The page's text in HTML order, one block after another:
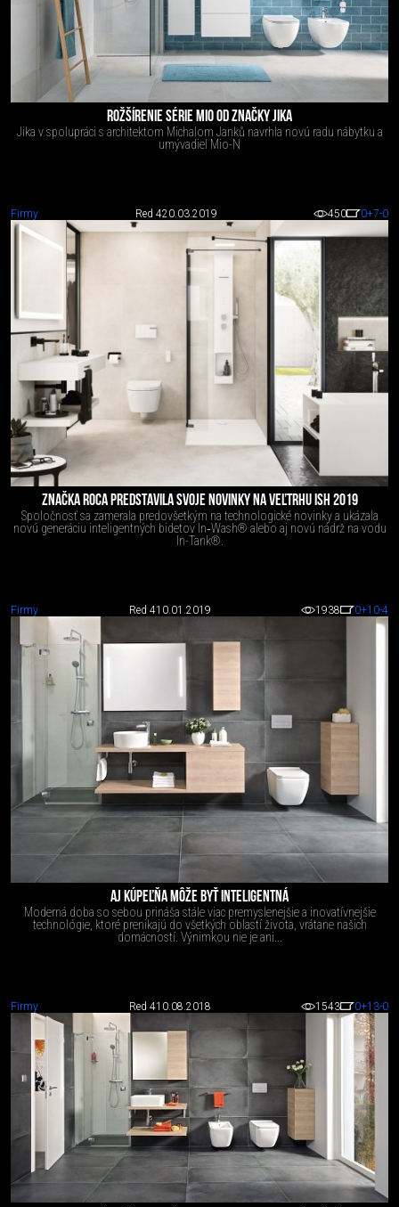
ROŽŠÍRENIE SÉRIE MIO OD ZNAČKY JIKA
Jika v spolupráci s architektom Michalom Janků navrhla novú radu nábytku a
umývadiel Mio-N
Firmy Red 420.03.2019 450 0+7-0
ZNAČKA ROCA PREDSTAVILA SVOJE NOVINKY NA VEĽTRHU ISH 2019
Spoločnosť sa zamerala predovšetkým na technologické novinky a ukázala
novú generáciu inteligentných bidetov In‑Wash® alebo aj novú nádrž na vodu
In-Tank®.
Firmy Red 410.01.2019 1938 0+10-4
AJ KÚPEĽŇA MÔŽE BYŤ INTELIGENTNÁ
Moderná doba so sebou prináša stále viac premyslenejšie a inovatívnejšie
technológie, ktoré prenikajú do všetkých oblastí života, vrátane našich
domácností. Výnimkou nie je ani...
Firmy Red 410.08.2018 1543 0+13-0